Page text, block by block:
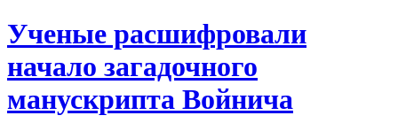
Ученые расшифровали
начало загадочного
манускрипта Войнича